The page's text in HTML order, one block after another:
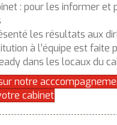
: pour les informer et
les résultats aux
à l’équipe est faite
dans les locaux du
notre
cabinet